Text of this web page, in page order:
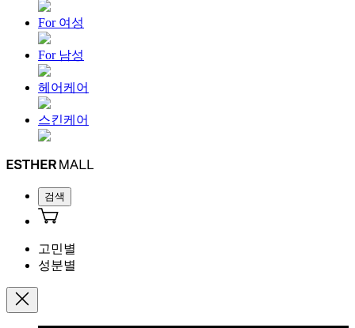
For 여성
For 남성
헤어케어
스킨케어
검색
고민별
성분별